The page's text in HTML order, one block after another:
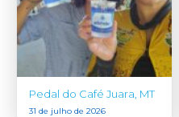
Pedal do Café Juara, MT
31 de julho de 2026